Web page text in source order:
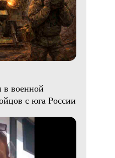
в военной
с юга России